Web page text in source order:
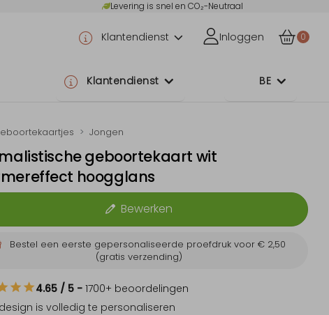
Levering is snel en CO₂-Neutraal
Klantendienst Inloggen 0
Klantendienst BE
Jongen
geboortekaart wit
hoogglans
Bewerken
Bestel een eerste gepersonaliseerde proefdruk voor € 2,50
(gratis verzending)
4.65 / 5 - 1700+ beoordelingen
is volledig te personaliseren